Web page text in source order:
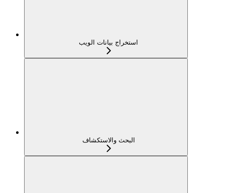
استخراج بيانات الويب
البحث والاستكشاف